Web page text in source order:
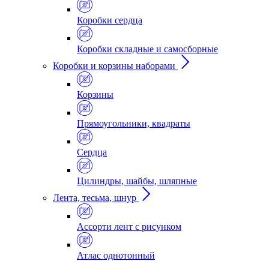
Коробки сердца
Коробки складные и самосборные
Коробки и корзины наборами
Корзины
Прямоугольники, квадраты
Сердца
Цилиндры, шайбы, шляпные
Лента, тесьма, шнур
Ассорти лент с рисунком
Атлас однотонный